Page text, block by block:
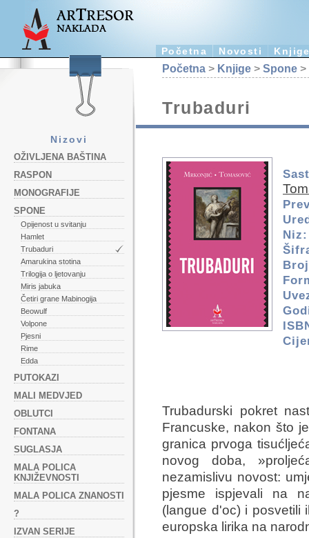
Početna Novosti
Nizovi
OŽIVLJENA BAŠTINA
RASPON
MONOGRAFIJE
SPONE
Opijenost u svitanju
Hamlet
Trubaduri
Amarukina stotina
Trilogija o ljetovanju
Miris jabuka
Četiri grane Mabinogija
Beowulf
Volpone
Pjesni
Rime
Edda
PUTOKAZI
MALI MEDVJED
OBLUTCI
FONTANA
SUGLASJA
MALA POLICA
KNJIŽEVNOSTI
MALA POLICA ZNANOSTI
?
IZVAN SERIJE
Početna > Knjige > Spone >
Trubaduri
Niz:
Trubadurski pokret
Francuske, nakon što
granica prvoga
novog doba,
nezamislivu novost:
pjesme ispjevali na
(langue d'oc) i posvetili
europska lirika na